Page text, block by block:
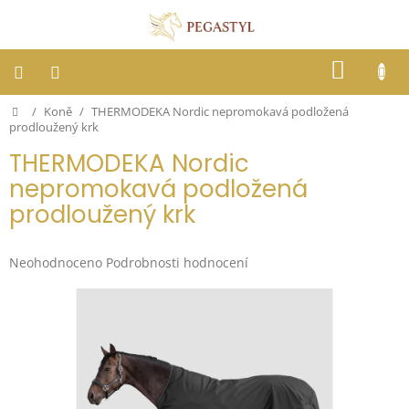
KOŠÍK
Dostihy
Jezdci
Koně
Stáje
Domů
/ Koně / THERMODEKA Nordic nepromokavá podložená
prodloužený krk
THERMODEKA Nordic
nepromokavá podložená
prodloužený krk
Průměrné
Neohodnoceno Podrobnosti hodnocení